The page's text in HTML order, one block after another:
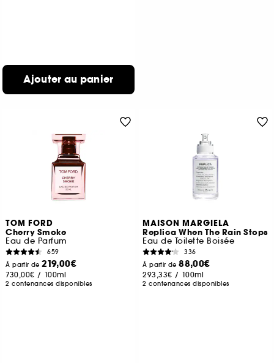
Ajouter au panier
TOM FORD
Cherry Smoke
Eau de Parfum
659
À partir de219,00€
730,00€ / 100ml
2 contenances disponibles
MAISON MARGIELA
Replica When The Rain Stops
Eau de Toilette Boisée
336
À partir de88,00€
293,33€ / 100ml
2 contenances disponibles